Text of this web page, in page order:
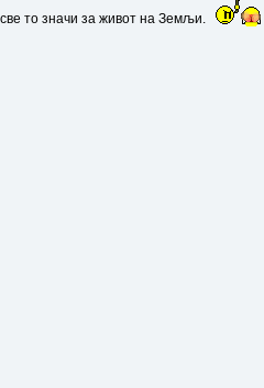
то значи за живот на Земљи.